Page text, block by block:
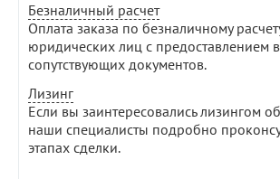
Безналичный расчет
Оплата заказа по безналичному
юридических лиц с предоставлением
сопутствующих документов.
Лизинг
Если вы заинтересовались лизингом
наши специалисты подробно
этапах сделки.